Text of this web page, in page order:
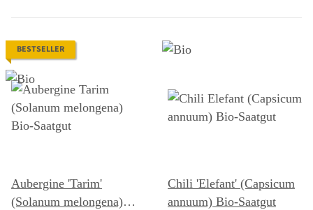
BESTSELLER
Aubergine 'Tarim'
(Solanum melongena)
Chili 'Elefant' (Capsicum
annuum) Bio-Saatgut